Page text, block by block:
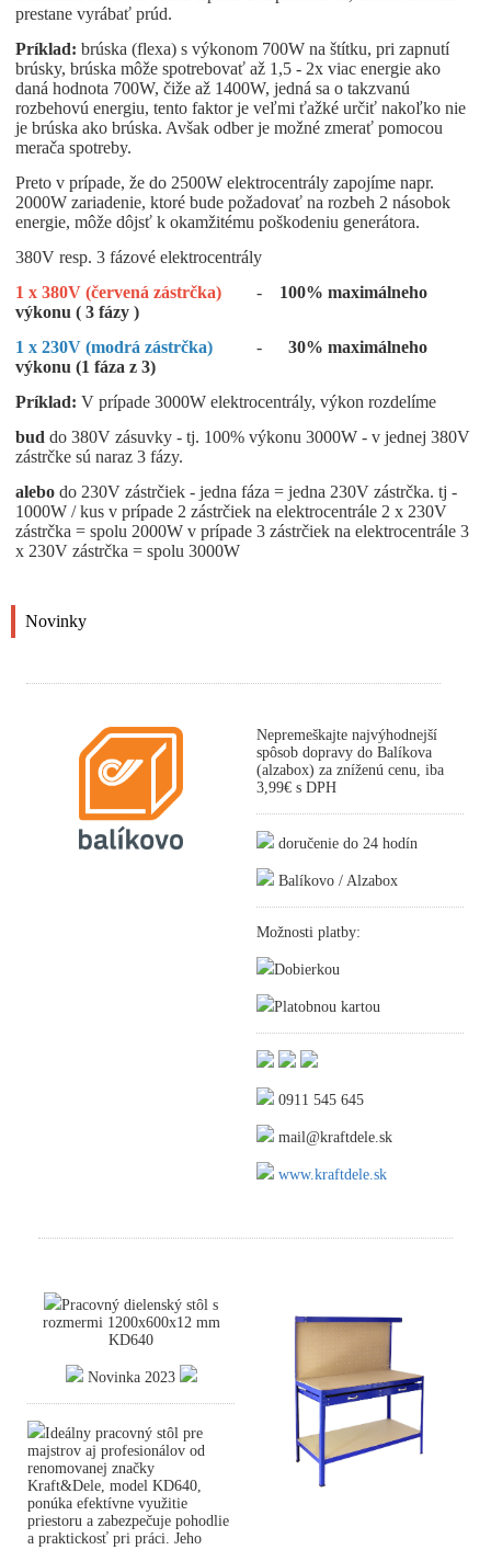
prestane vyrábať prúd.
Príklad: brúska (flexa) s výkonom 700W na štítku, pri zapnutí
brúsky, brúska môže spotrebovať až 1,5 - 2x viac energie ako
daná hodnota 700W, čiže až 1400W, jedná sa o takzvanú
rozbehovú energiu, tento faktor je veľmi ťažké určiť nakoľko nie
je brúska ako brúska. Avšak odber je možné zmerať pomocou
merača spotreby.
Preto v prípade, že do 2500W elektrocentrály zapojíme napr.
2000W zariadenie, ktoré bude požadovať na rozbeh 2 násobok
energie, môže dôjsť k okamžitému poškodeniu generátora.
380V resp. 3 fázové elektrocentrály
1 x 380V (červená zástrčka)
- 100% maximálneho
výkonu ( 3 fázy )
1 x 230V (modrá zástrčka) - 30% maximálneho
výkonu (1 fáza z 3)
Príklad: V prípade 3000W elektrocentrály, výkon rozdelíme
bud do 380V zásuvky - tj. 100% výkonu 3000W - v jednej 380V
zástrčke sú naraz 3 fázy.
alebo do 230V zástrčiek - jedna fáza = jedna 230V zástrčka. tj -
1000W / kus v prípade 2 zástrčiek na elektrocentrále 2 x 230V
zástrčka = spolu 2000W v prípade 3 zástrčiek na elektrocentrále 3
x 230V zástrčka = spolu 3000W
Novinky
Nepremeškajte najvýhodnejší
spôsob dopravy do Balíkova
(alzabox) za zníženú cenu, iba
3,99€ s DPH
doručenie do 24 hodín
Balíkovo / Alzabox
Možnosti platby:
Dobierkou
Platobnou kartou
0911 545 645
mail@kraftdele.sk
www.kraftdele.sk
Pracovný dielenský stôl s
rozmermi 1200x600x12 mm
KD640
Novinka 2023
Ideálny pracovný stôl pre
majstrov aj profesionálov od
renomovanej značky
Kraft&Dele, model KD640,
ponúka efektívne využitie
priestoru a zabezpečuje pohodlie
a praktickosť pri práci. Jeho